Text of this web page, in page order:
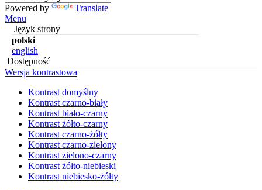
Powered by
Translate
Menu
Język strony
polski
english
Dostępność
Wersja kontrastowa
Kontrast domyślny
Kontrast czarno-biały
Kontrast biało-czarny
Kontrast żółto-czarny
Kontrast czarno-żółty
Kontrast czarno-zielony
Kontrast zielono-czarny
Kontrast żółto-niebieski
Kontrast niebiesko-żółty